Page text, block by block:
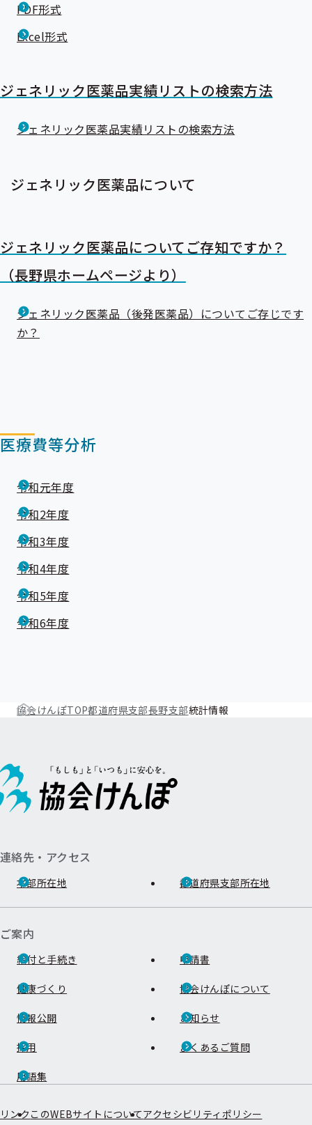
PDF形式
Excel形式
ジェネリック医薬品実績リストの検索方法
ジェネリック医薬品実績リストの検索方法
ジェネリック医薬品について
ジェネリック医薬品についてご存知ですか？
（長野県ホームページより）
ジェネリック医薬品（後発医薬品）についてご存じです
か？
医療費等分析
令和元年度
令和2年度
令和3年度
令和4年度
令和5年度
令和6年度
協会けんぽTOP都道府県支部長野支部統計情報
連絡先・アクセス
本部所在地 都道府県支部所在地
ご案内
給付と手続き 申請書
健康づくり 協会けんぽについて
情報公開 お知らせ
採用 よくあるご質問
用語集
リンク このWEBサイトについてアクセシビリティポリシー